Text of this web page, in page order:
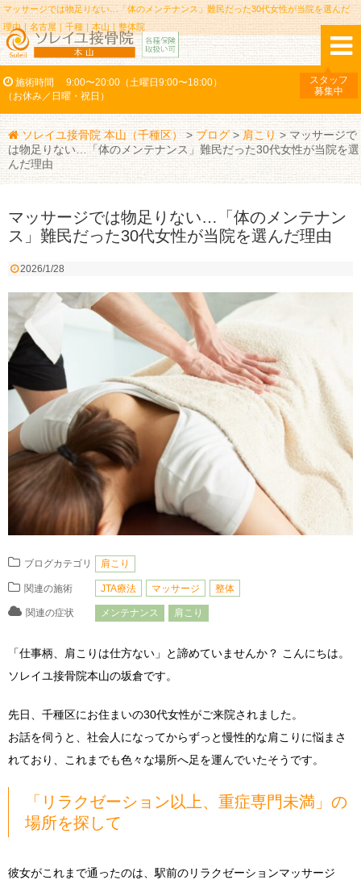
マッサージでは物足りない…「体のメンテナンス」難民だった30代女性が当院を選んだ
理由｜名古屋｜千種｜本山｜整体院
施術時間
9:00〜20:00（土曜日9:00〜18:00）
（お休み／日曜・祝日）
スタッフ
募集中
ソレイユ接骨院 本山（千種区） > ブログ> 肩こり > マッサージで
は物足りない…「体のメンテナンス」難民だった30代女性が当院を選
んだ理由
マッサージでは物足りない…「体のメンテナン
ス」難民だった30代女性が当院を選んだ理由
2026/1/28
ブログカテゴリ 肩こり
関連の施術 JTA療法 マッサージ 整体
関連の症状 メンテナンス 肩こり
「仕事柄、肩こりは仕方ない」と諦めていませんか？ こんにちは。
ソレイユ接骨院本山の坂倉です。
先日、千種区にお住まいの30代女性がご来院されました。
お話を伺うと、社会人になってからずっと慢性的な肩こりに悩まさ
れており、これまでも色々な場所へ足を運んでいたそうです。
「リラクゼーション以上、重症専門未満」の
場所を探して
彼女がこれまで通ったのは、駅前のリラクゼーションマッサージ